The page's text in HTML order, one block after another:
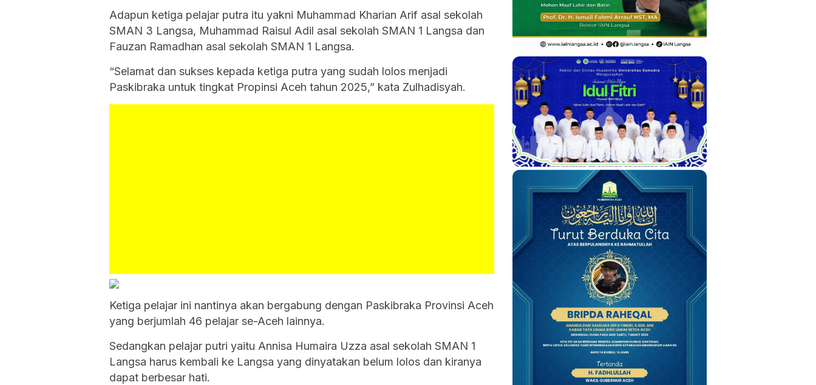
Adapun ketiga pelajar putra itu yakni Muhammad Kharian Arif asal sekolah
SMAN 3 Langsa, Muhammad Raisul Adil asal sekolah SMAN 1 Langsa dan
Fauzan Ramadhan asal sekolah SMAN 1 Langsa.
“Selamat dan sukses kepada ketiga putra yang sudah lolos menjadi
Paskibraka untuk tingkat Propinsi Aceh tahun 2025,” kata Zulhadisyah.
Ketiga pelajar ini nantinya akan bergabung dengan Paskibraka Provinsi Aceh
yang berjumlah 46 pelajar se-Aceh lainnya.
Sedangkan pelajar putri yaitu Annisa Humaira Uzza asal sekolah SMAN 1
Langsa harus kembali ke Langsa yang dinyatakan belum lolos dan kiranya
dapat berbesar hati.